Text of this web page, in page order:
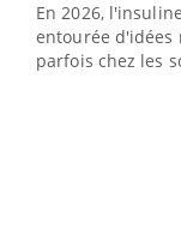
En 2026,
entourée d'idées
parfois chez les